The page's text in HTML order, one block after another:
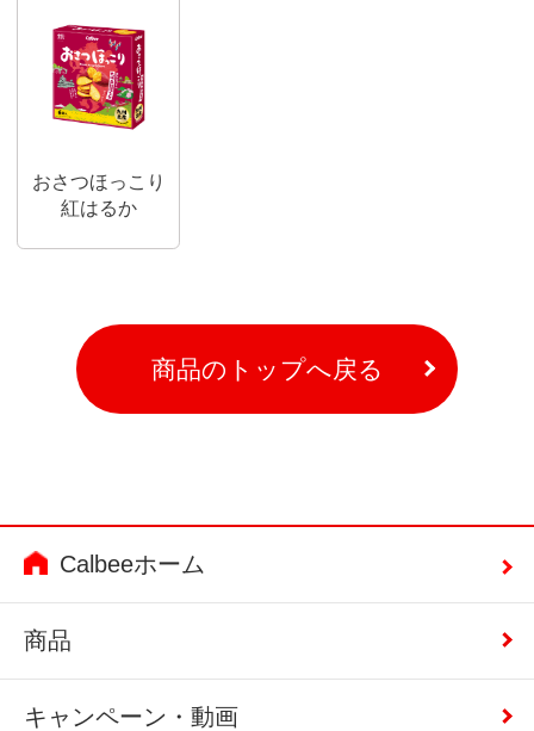
おさつほっこり
紅はるか
商品のトップへ戻る
Calbeeホーム
商品
キャンペーン・動画